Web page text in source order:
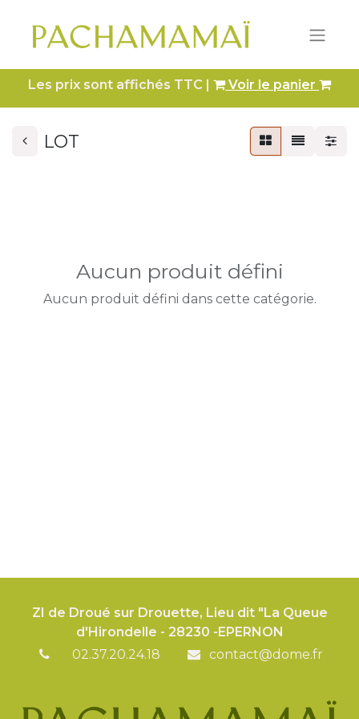
Les prix sont affichés TTC | Voir le panier
LOT
Aucun produit défini
Aucun produit défini dans cette catégorie.
ZI de Droué sur Drouette, Lieu dit "La Queue
d'Hirondelle - 28230 -EPERNON
02.37.20.24.18
contact@dome.fr